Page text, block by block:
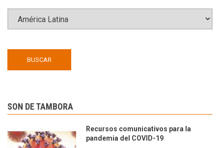
SON DE TAMBORA
Recursos comunicativos para la
pandemia del COVID-19